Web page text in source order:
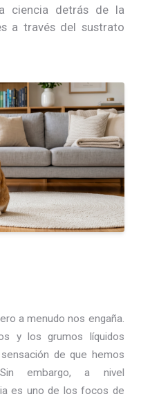
ciencia detrás de la
a través del sustrato
a menudo nos engaña.
y los grumos líquidos
de que hemos
embargo, a nivel
es uno de los focos de